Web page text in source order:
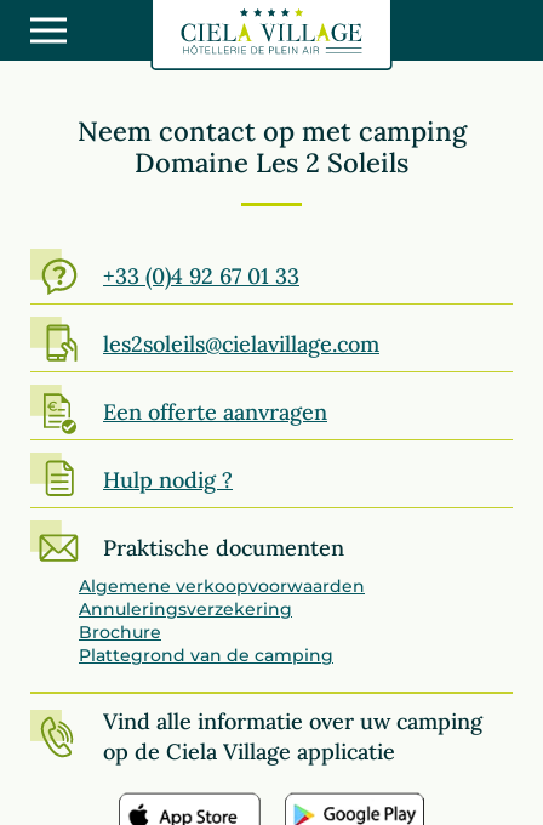
Neem contact op met camping
Domaine Les 2 Soleils
+33 (0)4 92 67 01 33
les2soleils@cielavillage.com
Een offerte aanvragen
Hulp nodig ?
Praktische documenten
Algemene verkoopvoorwaarden
Annuleringsverzekering
Brochure
Plattegrond van de camping
Vind alle informatie over uw camping
op de Ciela Village applicatie